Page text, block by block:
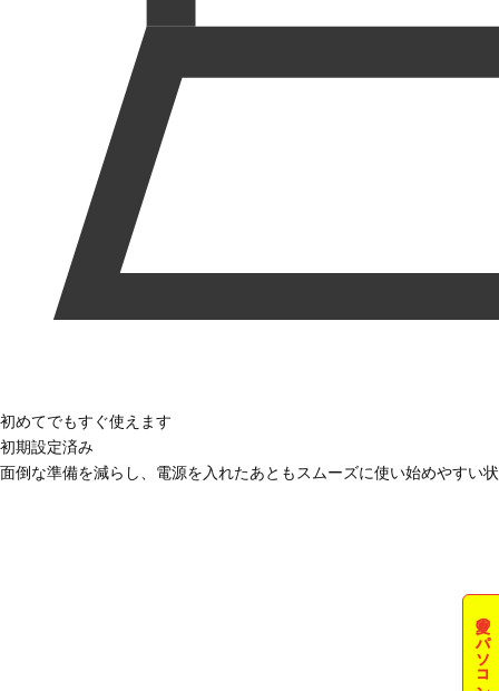
夏のパソコン祭
初めてでもすぐ使えます
初期設定済み
面倒な準備を減らし、電源を入れたあともスムーズに使い始めやすい